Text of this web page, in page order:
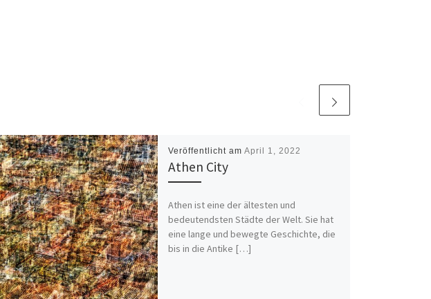
Veröffentlicht am April 1, 2022
Athen City
Athen ist eine der ältesten und
bedeutendsten Städte der Welt. Sie hat
eine lange und bewegte Geschichte, die
bis in die Antike […]